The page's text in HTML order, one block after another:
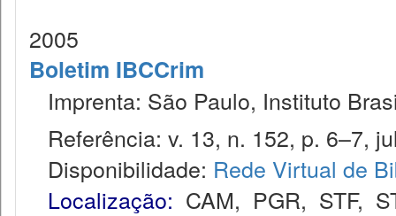
2005
Boletim IBCCrim
Imprenta: São Paulo, Instituto
Referência: v. 13, n. 152, p. 6–7,
Disponibilidade: Rede Virtual de
Localização: CAM, PGR, STF,